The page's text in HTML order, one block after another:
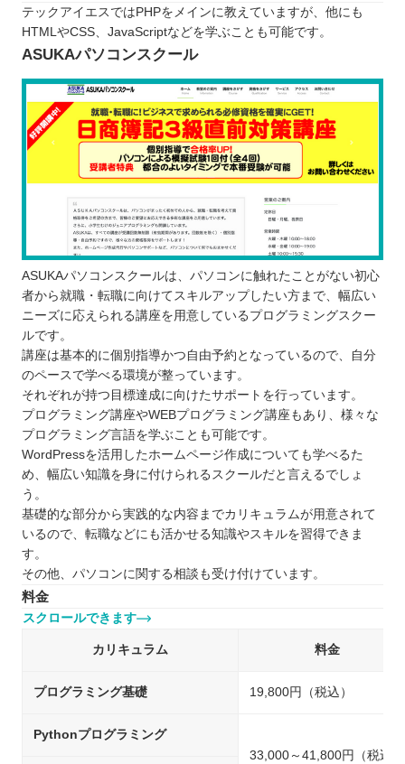
テックアイエスではPHPをメインに教えていますが、他にも
HTMLやCSS、JavaScriptなどを学ぶことも可能です。
ASUKAパソコンスクール
ASUKAパソコンスクールは、パソコンに触れたことがない初心
者から就職・転職に向けてスキルアップしたい方まで、幅広い
ニーズに応えられる講座を用意しているプログラミングスクー
ルです。
講座は基本的に個別指導かつ自由予約となっているので、自分
のペースで学べる環境が整っています。
それぞれが持つ目標達成に向けたサポートを行っています。
プログラミング講座やWEBプログラミング講座もあり、様々な
プログラミング言語を学ぶことも可能です。
WordPressを活用したホームページ作成についても学べるた
め、幅広い知識を身に付けられるスクールだと言えるでしょ
う。
基礎的な部分から実践的な内容までカリキュラムが用意されて
いるので、転職などにも活かせる知識やスキルを習得できま
す。
その他、パソコンに関する相談も受け付けています。
料金
スクロールできます
カリキュラム 料金
プログラミング基礎 19,800円（税込）
Pythonプログラミング
33,000～41,800円（税込）